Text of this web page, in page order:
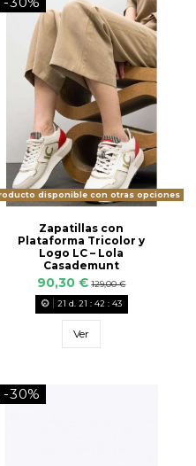
disponible con otras opciones
Zapatillas con
Plataforma Tricolor y
Logo LC – Lola
Casademunt
90,30 € 129,00 €
21 d. 21 : 42: 42
Ver
-30%